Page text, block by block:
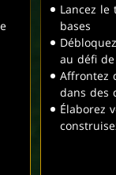
Lancez
bases
au défi
Affrontez
dans des
Élaborez